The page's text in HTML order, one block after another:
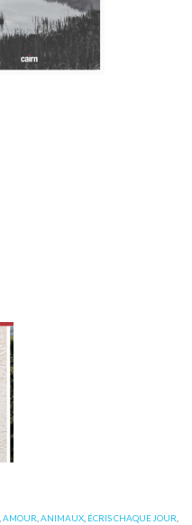
AMOUR ANIMAUX, ÉCRIS CHAQUE JOUR